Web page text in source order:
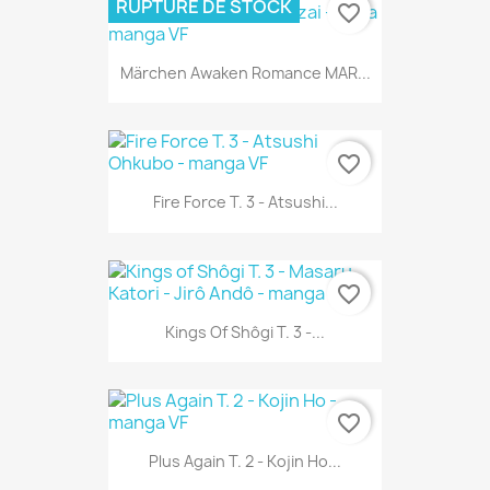
Märchen Awaken Romance MAR...
RUPTURE DE STOCK favorite_border
Fire Force T. 3 - Atsushi...
favorite_border
Kings Of Shôgi T. 3 -...
favorite_border
Plus Again T. 2 - Kojin Ho...
favorite_border